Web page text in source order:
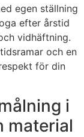
egen ställning
efter årstid
vidhäftning.
och en
för din
i
material